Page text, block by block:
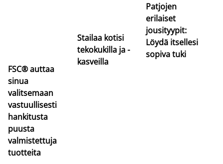
FSC® auttaa
sinua
valitsemaan
vastuullisesti
hankitusta
puusta
valmistettuja
tuotteita
Stailaa kotisi
tekokukilla ja -
kasveilla
Patjojen
erilaiset
jousityypit:
Löydä itsellesi
sopiva tuki